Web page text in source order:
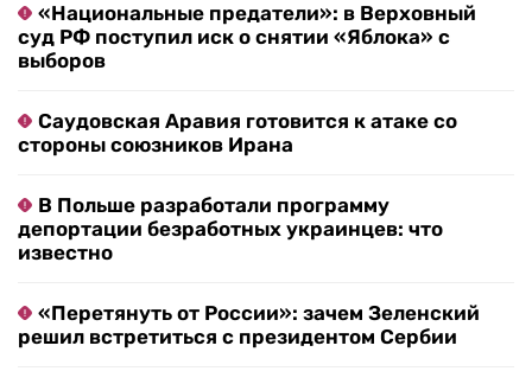
«Национальные предатели»: в Верховный
суд РФ поступил иск о снятии «Яблока» с
выборов
Саудовская Аравия готовится к атаке со
стороны союзников Ирана
В Польше разработали программу
депортации безработных украинцев: что
известно
«Перетянуть от России»: зачем Зеленский
решил встретиться с президентом Сербии